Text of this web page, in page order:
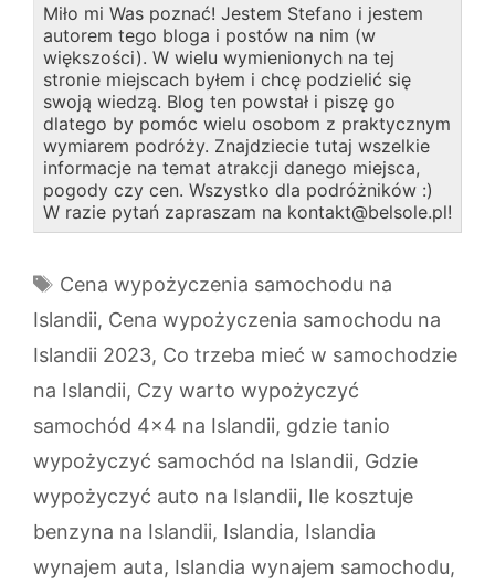
Miło mi Was poznać! Jestem Stefano i jestem
autorem tego bloga i postów na nim (w
większości). W wielu wymienionych na tej
stronie miejscach byłem i chcę podzielić się
swoją wiedzą. Blog ten powstał i piszę go
dlatego by pomóc wielu osobom z praktycznym
wymiarem podróży. Znajdziecie tutaj wszelkie
informacje na temat atrakcji danego miejsca,
pogody czy cen. Wszystko dla podróżników :)
W razie pytań zapraszam na kontakt@belsole.pl!
Tagi
Cena wypożyczenia samochodu na
Islandii, Cena wypożyczenia samochodu na
Islandii 2023, Co trzeba mieć w samochodzie
na Islandii, Czy warto wypożyczyć
samochód 4x4 na Islandii, gdzie tanio
wypożyczyć samochód na Islandii, Gdzie
wypożyczyć auto na Islandii, Ile kosztuje
benzyna na Islandii, Islandia, Islandia
wynajem auta, Islandia wynajem samochodu,